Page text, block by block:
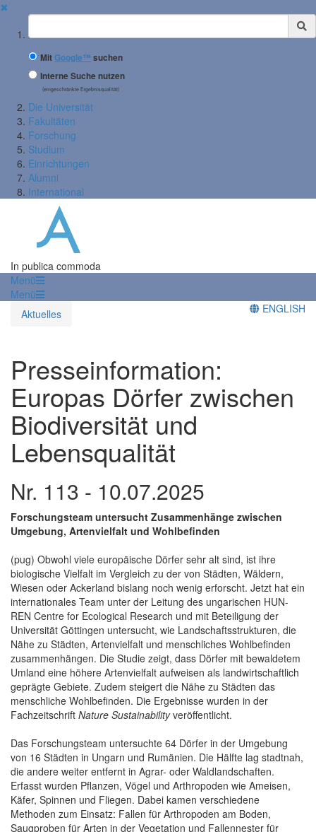
✖
Suchbegriff
MitGoogle™ suchen
Interne Suche nutzen
(eingeschränkte Ergebnisqualität)
Die Universität
Fakultäten
Forschung
Studium
Einrichtungen
Alumni
International
In publica commoda
Menü
Menü
Aktuelles
ENGLISH
Presseinformation:
Europas Dörfer zwischen
Biodiversität und
Lebensqualität
Nr. 113 - 10.07.2025
Forschungsteam untersucht Zusammenhänge zwischen
Umgebung, Artenvielfalt und Wohlbefinden
(pug) Obwohl viele europäische Dörfer sehr alt sind, ist ihre
biologische Vielfalt im Vergleich zu der von Städten, Wäldern,
Wiesen oder Ackerland bislang noch wenig erforscht. Jetzt hat ein
internationales Team unter der Leitung des ungarischen HUN-
REN Centre for Ecological Research und mit Beteiligung der
Universität Göttingen untersucht, wie Landschaftsstrukturen, die
Nähe zu Städten, Artenvielfalt und menschliches Wohlbefinden
zusammenhängen. Die Studie zeigt, dass Dörfer mit bewaldetem
Umland eine höhere Artenvielfalt aufweisen als landwirtschaftlich
geprägte Gebiete. Zudem steigert die Nähe zu Städten das
menschliche Wohlbefinden. Die Ergebnisse wurden in der
Fachzeitschrift Nature Sustainabilityveröffentlicht.
Das Forschungsteam untersuchte 64 Dörfer in der Umgebung
von 16 Städten in Ungarn und Rumänien. Die Hälfte lag stadtnah,
die andere weiter entfernt in Agrar- oder Waldlandschaften.
Erfasst wurden Pflanzen, Vögel und Arthropoden wie Ameisen,
Käfer, Spinnen und Fliegen. Dabei kamen verschiedene
Methoden zum Einsatz: Fallen für Arthropoden am Boden,
Saugproben für Arten in der Vegetation und Fallennester für